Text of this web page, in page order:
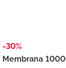
-30%
Membrana